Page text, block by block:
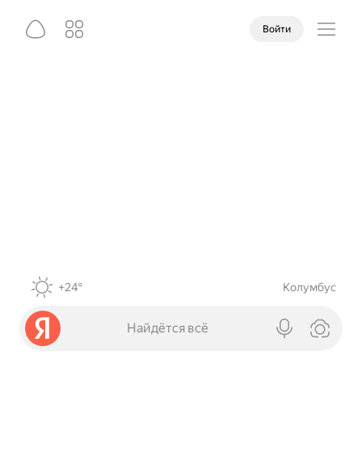
Войти
+24° Колумбус
Найдётся всё